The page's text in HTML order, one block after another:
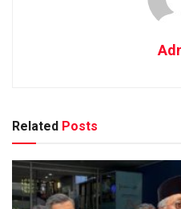
Related Posts